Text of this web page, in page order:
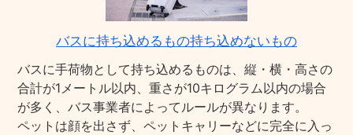
バスに持ち込めるもの持ち込めないもの
バスに手荷物として持ち込めるものは、縦・横・高さの
合計が1メートル以内、重さが10キログラム以内の場合
が多く、バス事業者によってルールが異なります。
ペットは顔を出さず、ペットキャリーなどに完全に入っ